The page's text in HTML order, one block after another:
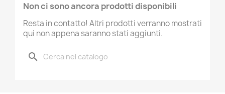
Non ci sono ancora prodotti disponibili
Resta in contatto! Altri prodotti verranno mostrati
qui non appena saranno stati aggiunti.
search